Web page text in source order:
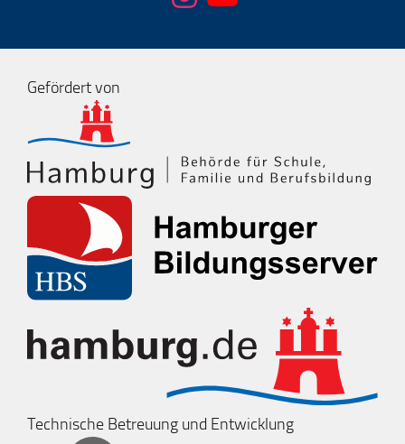
Gefördert von
Technische Betreuung und Entwicklung